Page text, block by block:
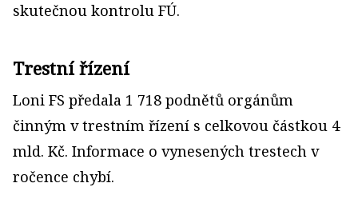
skutečnou kontrolu FÚ.
Trestní řízení
Loni FS předala 1 718 podnětů orgánům
činným v trestním řízení s celkovou částkou 4
mld. Kč. Informace o vynesených trestech v
ročence chybí.